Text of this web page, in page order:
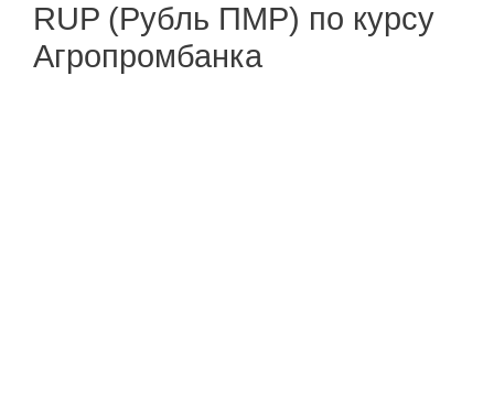
RUP (Рубль ПМР) по курсу
Агропромбанка